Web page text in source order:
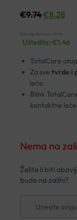
€9.74€8.28
Naša najniža cijena: € 9.74
Uštedite:€1.46
TotalCare
Za svetvrde i
leće.
Blink
kontaktne
Nema na